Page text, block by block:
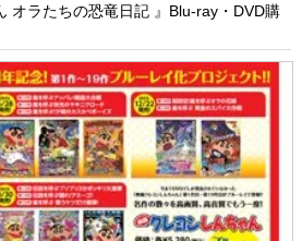
オラたちの恐竜日記 』Blu-ray・DVD購